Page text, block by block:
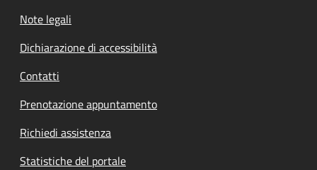
Note legali
Dichiarazione di accessibilità
Contatti
Prenotazione appuntamento
Richiedi assistenza
Statistiche del portale